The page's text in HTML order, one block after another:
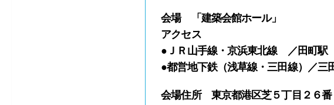
会場 「建築会館ホール」
アクセス
●ＪＲ山手線・京浜東北線 ／田町駅
●都営地下鉄（浅草線・三田線）／三
会場住所 東京都港区芝５丁目２６番